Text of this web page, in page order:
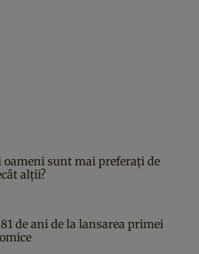
oameni sunt mai preferați de
alții?
de ani de la lansarea primei